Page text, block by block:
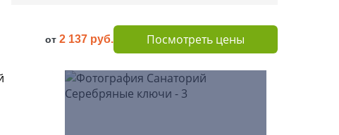
от 2 137 руб. Посмотреть цены